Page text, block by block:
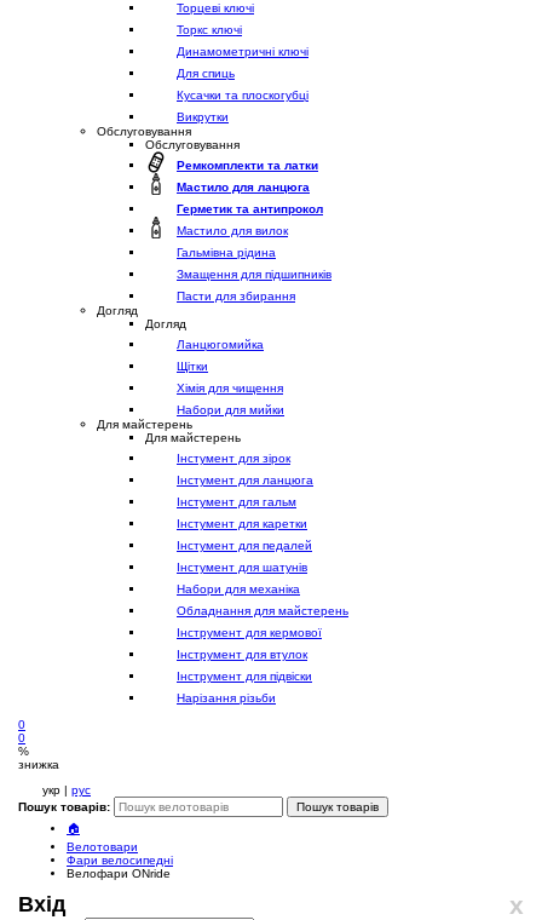
Торцеві ключі
Торкс ключі
Динамометричні ключі
Для спиць
Кусачки та плоскогубці
Викрутки
Обслуговування
Обслуговування
Ремкомплекти та латки
Мастило для ланцюга
Герметик та антипрокол
Мастило для вилок
Гальмівна рідина
Змащення для підшипників
Пасти для збирання
Догляд
Догляд
Ланцюгомийка
Щітки
Хімія для чищення
Набори для мийки
Для майстерень
Для майстерень
Інстумент для зірок
Інстумент для ланцюга
Інстумент для гальм
Інстумент для каретки
Інстумент для педалей
Інстумент для шатунів
Набори для механіка
Обладнання для майстерень
Інструмент для кермової
Інструмент для втулок
Інструмент для підвіски
Нарізання різьби
0
0
%
знижка
укр | рус
Пошук товарів:
Пошук товарів
🏠
Велотовари
Фари велосипедні
Велофари ONride
x
Вхід